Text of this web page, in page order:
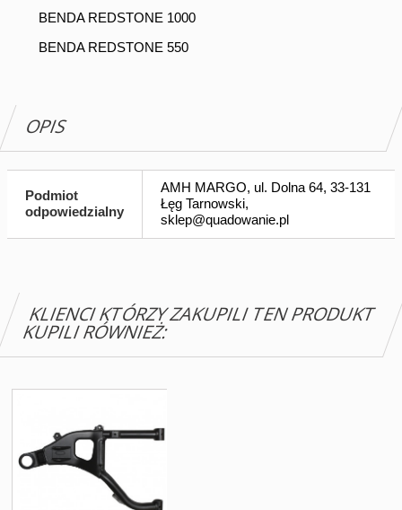
BENDA REDSTONE 1000
BENDA REDSTONE 550
OPIS
Podmiot
odpowiedzialny
AMH MARGO, ul. Dolna 64, 33-131
Łęg Tarnowski,
sklep@quadowanie.pl
KLIENCI KTÓRZY ZAKUPILI TEN PRODUKT
KUPILI RÓWNIEŻ: